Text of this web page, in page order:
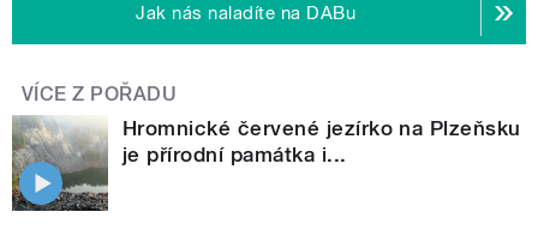
Jak nás naladíte na DABu
VÍCE Z POŘADU
Hromnické červené jezírko na Plzeňsku
je přírodní památka i...